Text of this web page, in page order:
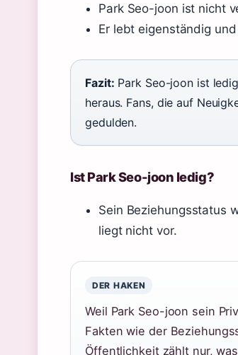
Park Seo-joon ist nicht
Er lebt eigenständig
Fazit: Park Seo-joon ist
heraus. Fans, die auf
gedulden.
Ist Park Seo-joon ledig?
Sein Beziehungsstatus
liegt nicht vor.
DER HAKEN
Weil Park Seo-joon sein
Fakten wie der
Öffentlichkeit zählt nur,